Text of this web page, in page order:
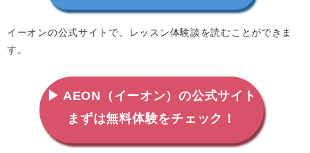
イーオンの公式サイトで、レッスン体験談を読むことができま
す。
▶ AEON（イーオン）の公式サイト
まずは無料体験をチェック！